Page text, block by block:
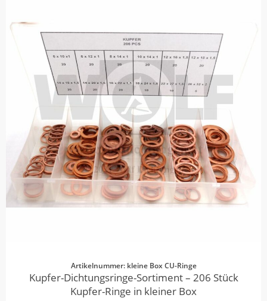
Artikelnummer: kleine Box CU-Ringe
Kupfer-Dichtungsringe-Sortiment – 206 Stück
Kupfer-Ringe in kleiner Box